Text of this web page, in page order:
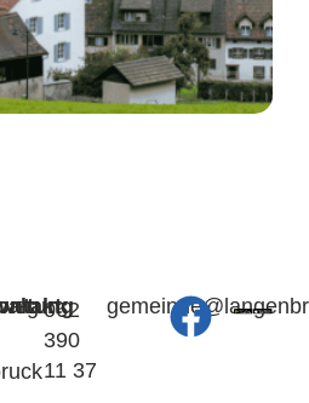
062
390
11 37
@edniemeg